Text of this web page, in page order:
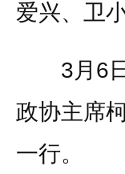
爱兴、卫
3月6日
政协主席
一行。